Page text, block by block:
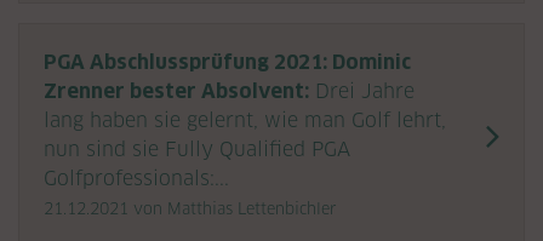
PGA Abschlussprüfung 2021: Dominic
Zrenner bester Absolvent: Drei Jahre
lang haben sie gelernt, wie man Golf lehrt,
nun sind sie Fully Qualified PGA
Golfprofessionals:...
21.12.2021 von Matthias Lettenbichler